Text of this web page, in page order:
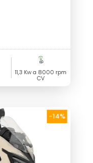
11,3 Kw a 8000 rpm
CV
-14%